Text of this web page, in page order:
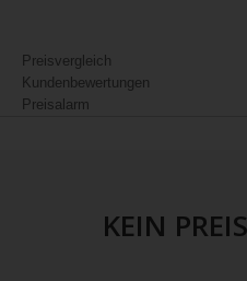
Preisvergleich
Kundenbewertungen
Preisalarm
KEIN